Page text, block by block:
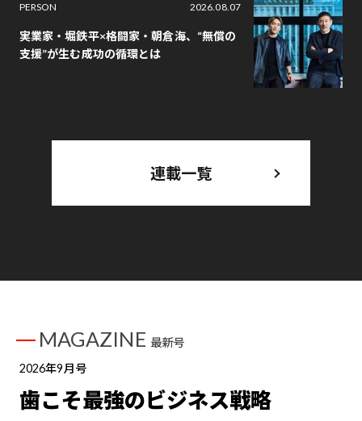
PERSON
2026.08.07
実業家・堀鉄平×格闘家・朝倉海、“無償の
支援”が生む成功の循環とは
連載一覧
MAGAZINE 最新号
2026年9月号
歯こそ最強のビジネス戦略